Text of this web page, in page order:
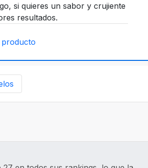
si quieres un sabor y crujiente
resultados.
producto